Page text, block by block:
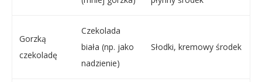
Gorzką
czekoladę
Czekolada
biała (np. jako
nadzienie)
Słodki, kremowy środek